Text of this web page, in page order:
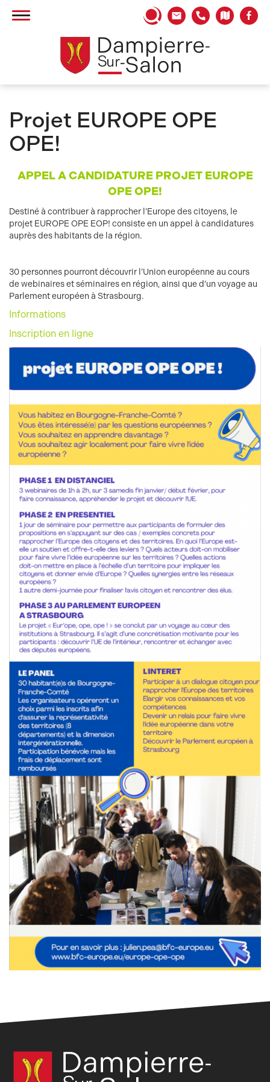
Projet EUROPE OPE
OPE!
APPEL A CANDIDATURE PROJET EUROPE
OPE OPE!
Destiné à contribuer à rapprocher l’Europe des citoyens, le
projet EUROPE OPE EOP! consiste en un appel à candidatures
auprès des habitants de la région.
30 personnes pourront découvrir l’Union européenne au cours
de webinaires et séminaires en région, ainsi que d’un voyage au
Parlement européen à Strasbourg.
Informations
Inscription en ligne